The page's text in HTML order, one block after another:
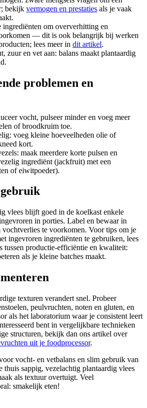
bekijk vermogen en prestaties als je vaak
ingrediënten om oververhitting en
— dit is ook belangrijk bij werken
lees meer in dit artikel.
zuur en vet aan: balans maakt plantaardig
problemen en
vocht, pulseer minder en voeg meer
of broodkruim toe.
voeg kleine hoeveelheden olie of
kort.
maak meerdere korte pulsen en
ingrediënt (jackfruit) met een
of eiwitpoeder).
vlees blijft goed in de koelkast enkele
in porties. Label en bewaar in
te voorkomen. Voor tips om je
ingevroren ingrediënten te gebruiken, lees
tussen productie-efficiëntie en kwaliteit:
als je kleine batches maakt.
texturen verandert snel. Probeer
peulvruchten, noten en gluten, en
als het laboratorium waar je consistent leert
bent in vergelijkbare technieken
structuren, bekijk dan ons artikel over
uit je foodprocessor.
vocht- en vetbalans en slim gebruik van
thuis sappig, vezelachtig plantaardig vlees
als textuur overtuigt. Veel
smakelijk eten!